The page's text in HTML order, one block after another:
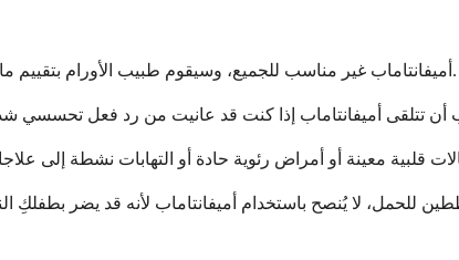
أميفانتاماب غير مناسب للجميع، وسيقوم طبيب الأورام بتقييم ما إذا كان هو الخيار المناسب لحالتك المحددة بعناية. تؤثر عدة عوامل على ما إذا كان هذا العلاج مناسبًا لك.